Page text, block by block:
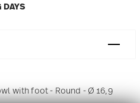
DAYS
with foot - Round - Ø 16,9